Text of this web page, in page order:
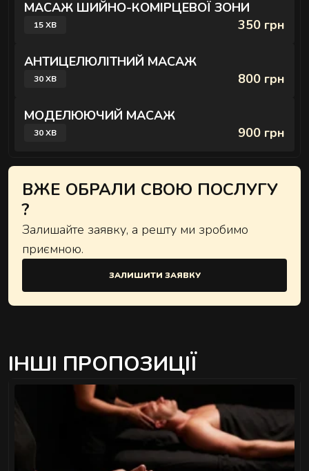
МАСАЖ ШИЙНО-КОМІРЦЕВОЇ ЗОНИ
15 ХВ 350 грн
АНТИЦЕЛЮЛІТНИЙ МАСАЖ
30 ХВ 800 грн
МОДЕЛЮЮЧИЙ МАСАЖ
30 ХВ 900 грн
ВЖЕ ОБРАЛИ СВОЮ ПОСЛУГУ
?
Залишайте заявку, а решту ми зробимо
приємною.
ЗАЛИШИТИ ЗАЯВКУ
ІНШІ ПРОПОЗИЦІЇ